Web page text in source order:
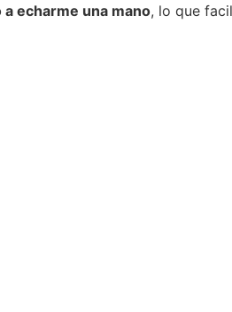
echarme una mano, lo que